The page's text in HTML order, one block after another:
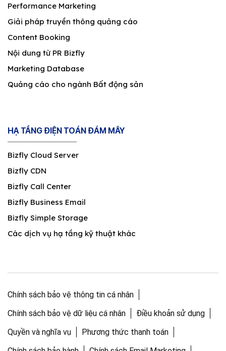
Performance Marketing
Giải pháp truyền thông quảng cáo
Content Booking
Nội dung từ PR Bizfly
Marketing Database
Quảng cáo cho ngành Bất động sản
HẠ TẦNG ĐIỆN TOÁN ĐÁM MÂY
Bizfly Cloud Server
Bizfly CDN
Bizfly Call Center
Bizfly Business Email
Bizfly Simple Storage
Các dịch vụ hạ tầng kỹ thuật khác
Chính sách bảo vệ thông tin cá nhân
Chính sách bảo vệ dữ liệu cá nhân
Điều khoản sử dụng
Quyền và nghĩa vụ
Phương thức thanh toán